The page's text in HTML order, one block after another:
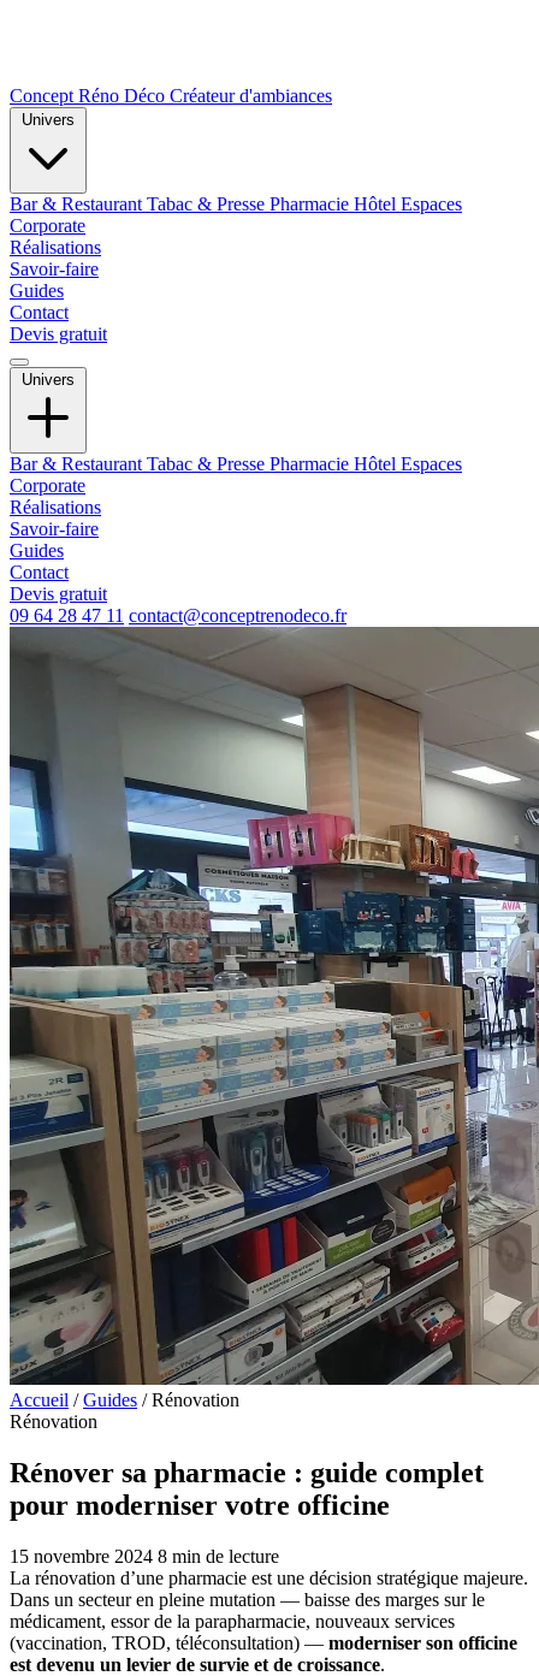
Concept Réno Déco Créateur d'ambiances
Bar & Restaurant Tabac & Presse Pharmacie Hôtel Espaces
Corporate
Réalisations
Savoir-faire
Guides
Contact
Devis gratuit
Univers
Bar & Restaurant Tabac & Presse Pharmacie Hôtel Espaces
Corporate
Réalisations
Savoir-faire
Guides
Contact
Devis gratuit
09 64 28 47 11 contact@conceptrenodeco.fr
Accueil / Guides / Rénovation
Rénovation
Rénover sa pharmacie : guide complet
pour moderniser votre officine
15 novembre 2024 8 min de lecture
La rénovation d’une pharmacie est une décision stratégique majeure.
Dans un secteur en pleine mutation — baisse des marges sur le
médicament, essor de la parapharmacie, nouveaux services
(vaccination, TROD, téléconsultation) — moderniser son officine
est devenu un levier de survie et de croissance.